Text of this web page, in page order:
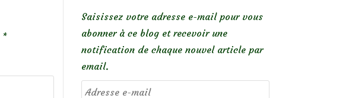
*
Saisissez votre adresse e-mail pour vous
abonner à ce blog et recevoir une
notification de chaque nouvel article par
email.
Adresse